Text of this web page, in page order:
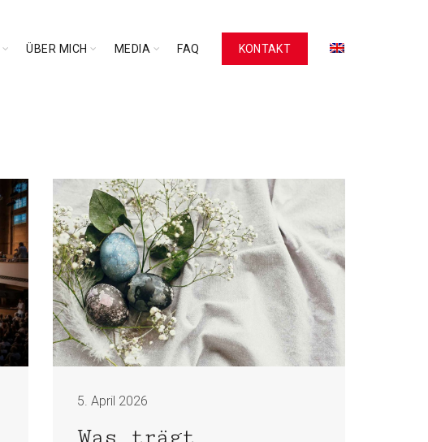
ÜBER MICH MEDIA FAQ KONTAKT
5. April 2026